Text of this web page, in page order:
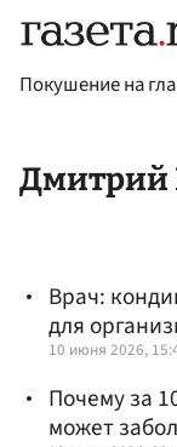
Покушение на
Дмитрий
Врач:
для
10 июня 2026,
Почему за
может